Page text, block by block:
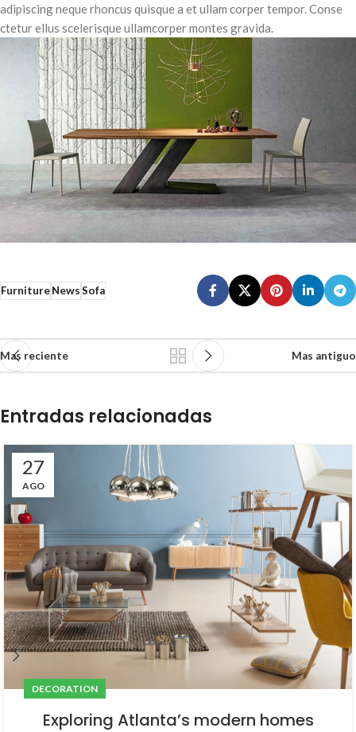
adipiscing neque rhoncus quisque a et ullam corper tempor. Conse
ctetur ellus scelerisque ullamcorper montes gravida.
FurnitureNewsSofa
Mas reciente Mas antiguo
Entradas relacionadas
27
AGO
DECORATION
Exploring Atlanta’s modern homes